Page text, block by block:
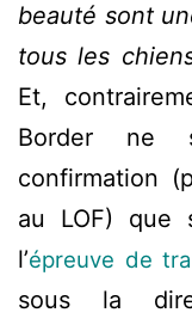
beauté sont
tous les
Et,
Border ne
confirmation
au LOF) que
l’épreuve de
sous la